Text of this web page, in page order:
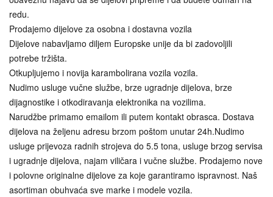
redu.
Prodajemo dijelove za osobna i dostavna vozila
Dijelove nabavljamo diljem Europske unije da bi zadovoljili
potrebe tržišta.
Otkupljujemo i novija karambolirana vozila vozila.
Nudimo usluge vučne službe, brze ugradnje dijelova, brze
dijagnostike i otkodiravanja elektronika na vozilima.
Narudžbe primamo emailom ili putem kontakt obrasca. Dostava
dijelova na željenu adresu brzom poštom unutar 24h.Nudimo
usluge prijevoza radnih strojeva do 5.5 tona, usluge brzog servisa
i ugradnje dijelova, najam viličara i vučne službe. Prodajemo nove
i polovne originalne dijelove za koje garantiramo ispravnost. Naš
asortiman obuhvaća sve marke i modele vozila.